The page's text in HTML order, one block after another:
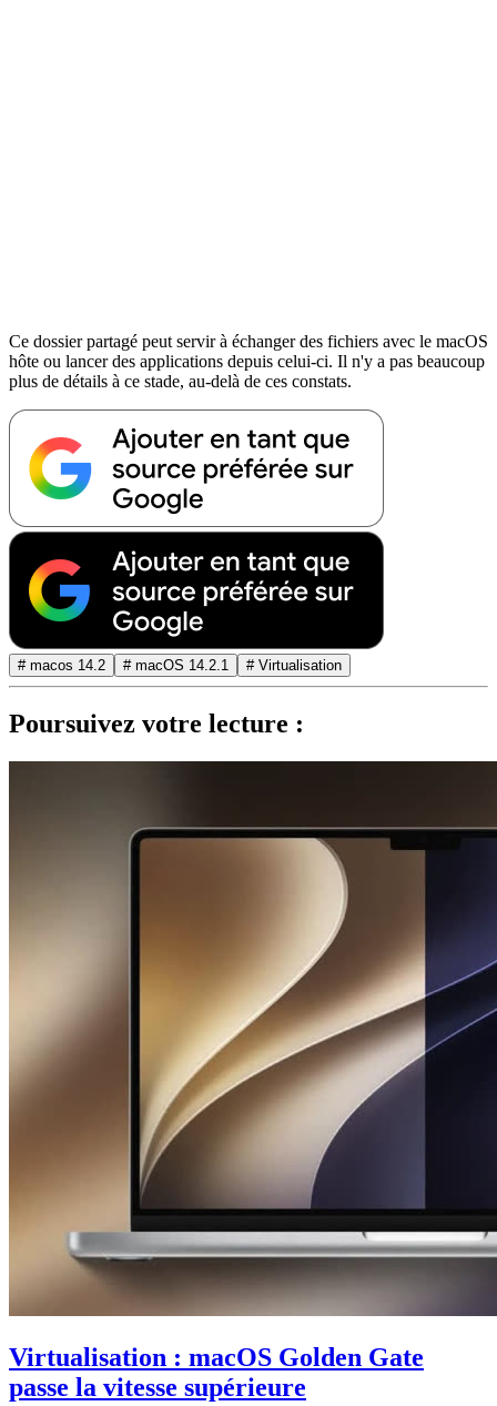
Ce dossier partagé peut servir à échanger des fichiers avec le macOS
hôte ou lancer des applications depuis celui-ci. Il n'y a pas beaucoup
plus de détails à ce stade, au-delà de ces constats.
# macos 14.2 # macOS 14.2.1 # Virtualisation
Poursuivez votre lecture :
Virtualisation : macOS Golden Gate
passe la vitesse supérieure